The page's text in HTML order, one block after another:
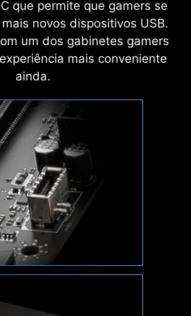
que permite que gamers se
novos dispositivos USB.
um dos gabinetes gamers
mais conveniente
ainda.
obra de arte colorida com
qualquer cor que desejar
alguns cliques!